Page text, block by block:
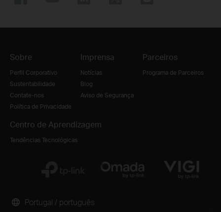
Sobre
Perfil Corporativo
Sustentabilidade
Contate-nos
Política de Privacidade
Imprensa
Notícias
Blog
Aviso de Segurança
Parceiros
Programa de Parceiros
Centro de Aprendizagem
Tendências Tecnológicas
Portugal / português